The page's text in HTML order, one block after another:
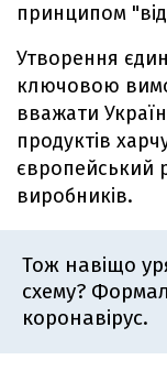
принципом
Утворення
ключовою
вважати
продуктів
європейський
виробників.
Тож навіщо
схему?
коронавірус.